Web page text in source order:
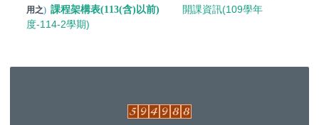
用之) 課程架構表(113(含)以前)
開課資訊(109學年
度-114-2學期)